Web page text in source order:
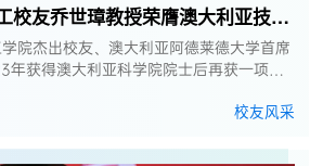
热烈祝贺天大化工校友乔世璋教授荣膺澳大利亚技术科学与工程院院士
院杰出校友、澳大利亚阿德莱德大学首席
年获得澳大利亚科学院院士后再获一项顶
校友风采